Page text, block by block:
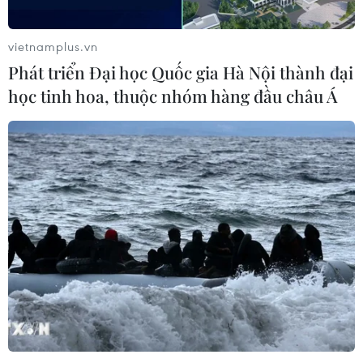
Tổng thống Donald Trump bổ nhiệm
Cố vấn pháp lý mới của Nhà Trắng
10/08/2026 01:51
Lầu Năm Góc đốc thúc ngành công
nghiệp quốc phòng Mỹ tăng tốc sản
xuất vũ khí
09/08/2026 23:09
WHO lên tiếng sau vụ phá hủy kho
vật tư y tế tại Ukraine
09/08/2026 15:11
vietnamplus.vn
Phát triển Đại học Quốc gia Hà Nội thành đại
học tinh hoa, thuộc nhóm hàng đầu châu Á